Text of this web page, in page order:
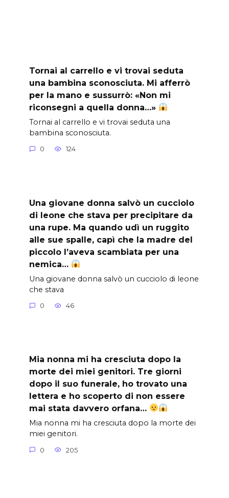
Tornai al carrello e vi trovai seduta
una bambina sconosciuta. Mi afferrò
per la mano e sussurrò: «Non mi
riconsegni a quella donna…»
Tornai al carrello e vi trovai seduta una
bambina sconosciuta.
0 124
Una giovane donna salvò un cucciolo
di leone che stava per precipitare da
una rupe. Ma quando udì un ruggito
alle sue spalle, capì che la madre del
piccolo l’aveva scambiata per una
nemica…
Una giovane donna salvò un cucciolo di leone
che stava
0 46
Mia nonna mi ha cresciuta dopo la
morte dei miei genitori. Tre giorni
dopo il suo funerale, ho trovato una
lettera e ho scoperto di non essere
mai stata davvero orfana…
Mia nonna mi ha cresciuta dopo la morte dei
miei genitori.
0 205